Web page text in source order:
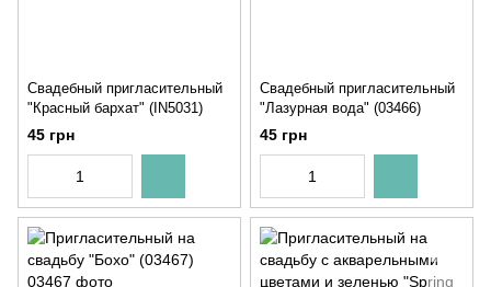
Свадебный пригласительный
"Красный бархат" (IN5031)
45 грн
Свадебный пригласительный
"Лазурная вода" (03466)
45 грн